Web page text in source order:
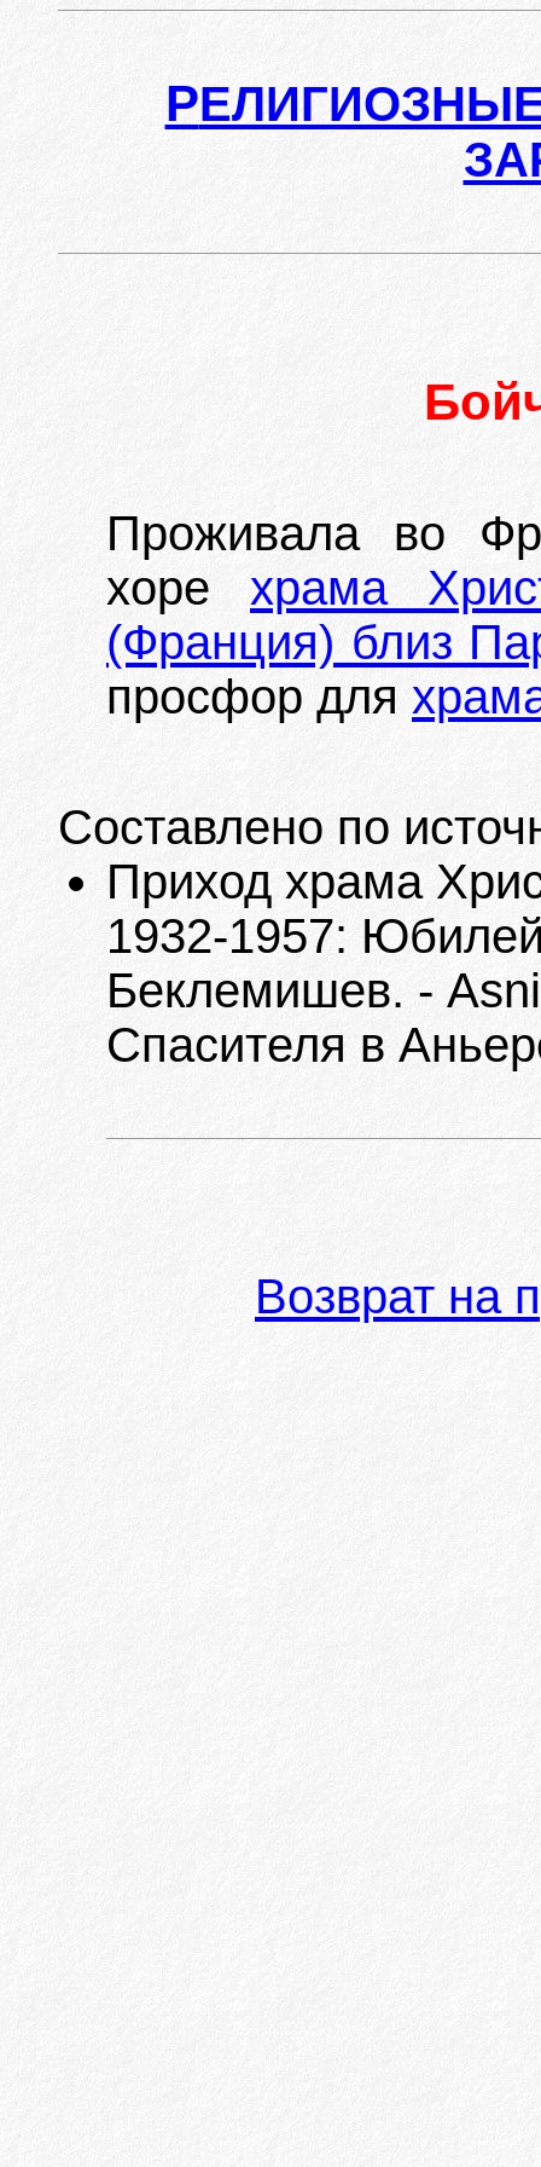
Р
Проживала во
хоре храма
(Франция) близ
просфор для
Составлено по
Приход храма
1932-1957:
Беклемишев. -
Спасителя в
Возврат на